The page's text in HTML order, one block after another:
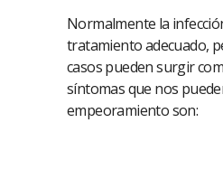
Normalmente la
tratamiento adecuado,
casos pueden surgir
síntomas que nos
empeoramiento son: